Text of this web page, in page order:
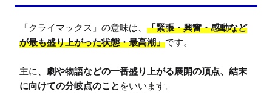
「クライマックス」の意味は、 「緊張・興奮・感動など
が最も盛り上がった状態・最高潮」です。
主に、 劇や物語などの一番盛り上がる展開の頂点、結末
に向けての分岐点のこと をいいます。